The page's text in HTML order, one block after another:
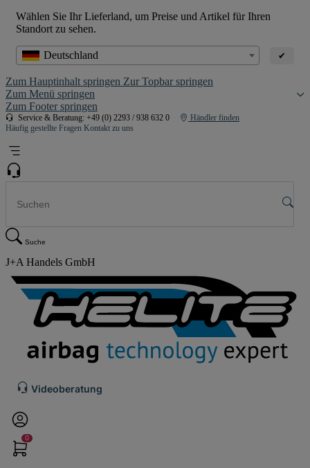
Wählen Sie Ihr Lieferland, um Preise und Artikel für Ihren
Standort zu sehen.
Deutschland ✔
Zum Hauptinhalt springen Zur Topbar springen
Zum Menü springen
Zum Footer springen
Service & Beratung: +49 (0) 2293 / 938 632 0
Händler finden
Häufig gestellte Fragen Kontakt zu uns
Suche
J+A Handels GmbH
Videoberatung
0